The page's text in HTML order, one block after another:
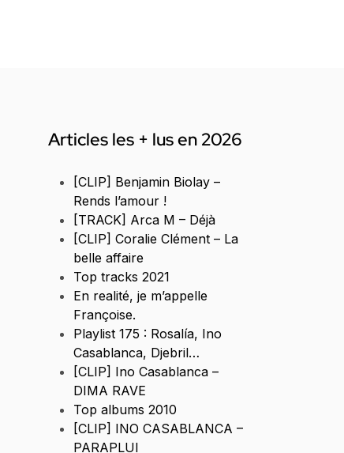
Articles les + lus en 2026
[CLIP] Benjamin Biolay –
Rends l’amour !
[TRACK] Arca M – Déjà
[CLIP] Coralie Clément – La
belle affaire
Top tracks 2021
En realité, je m’appelle
Françoise.
Playlist 175 : Rosalía, Ino
Casablanca, Djebril…
[CLIP] Ino Casablanca –
DIMA RAVE
Top albums 2010
[CLIP] INO CASABLANCA –
PARAPLUI